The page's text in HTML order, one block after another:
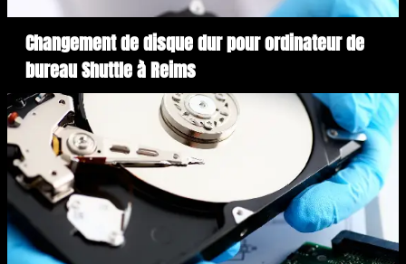
Changement de disque dur pour ordinateur de
bureau Shuttle à Reims